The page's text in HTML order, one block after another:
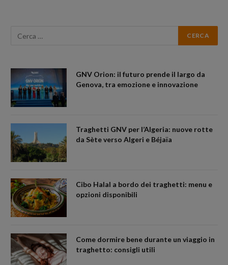
GNV Orion: il futuro prende il largo da
Genova, tra emozione e innovazione
Traghetti GNV per l’Algeria: nuove rotte
da Sète verso Algeri e Béjaïa
Cibo Halal a bordo dei traghetti: menu e
opzioni disponibili
Come dormire bene durante un viaggio in
traghetto: consigli utili